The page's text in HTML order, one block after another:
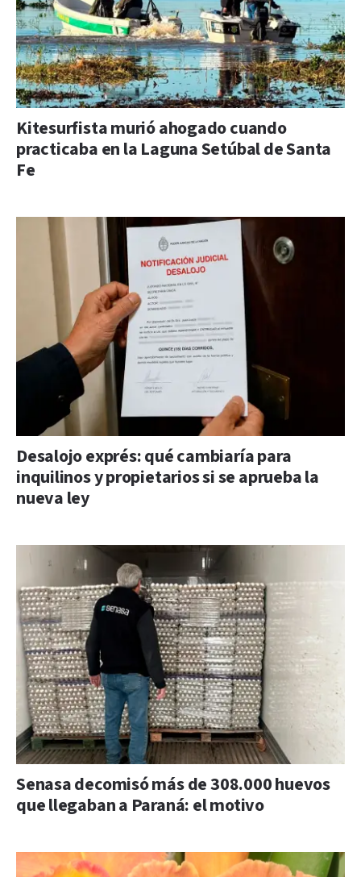
Kitesurfista murió ahogado cuando
practicaba en la Laguna Setúbal de Santa
Fe
Desalojo exprés: qué cambiaría para
inquilinos y propietarios si se aprueba la
nueva ley
Senasa decomisó más de 308.000 huevos
que llegaban a Paraná: el motivo